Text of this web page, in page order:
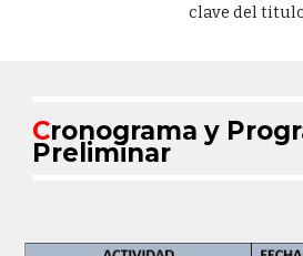
clave del
Cronograma y
Preliminar